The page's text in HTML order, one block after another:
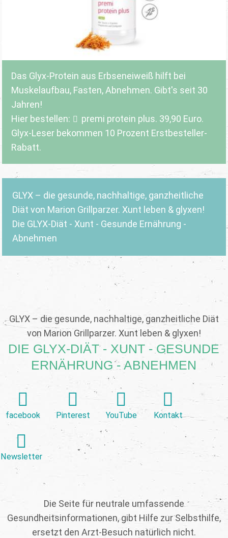
Das Glyx-Protein aus Erbseneiweiß hilft bei
Muskelaufbau, Fasten, Abnehmen. Gibt's seit 30
Jahren!
Hier bestellen:
premi protein plus. 39,90 Euro.
Glyx-Leser bekommen 10 Prozent Erstbesteller-
Rabatt.
GLYX – die gesunde, nachhaltige, ganzheitliche
Diät von Marion Grillparzer. Xunt leben & glyxen!
Die GLYX-Diät - Xunt - Gesunde Ernährung -
Abnehmen
GLYX – die gesunde, nachhaltige, ganzheitliche Diät
von Marion Grillparzer. Xunt leben & glyxen!
DIE GLYX-DIÄT - XUNT - GESUNDE
ERNÄHRUNG - ABNEHMEN
facebook Pinterest YouTube Kontakt
Newsletter
Die Seite für neutrale umfassende
Gesundheitsinformationen, gibt Hilfe zur Selbsthilfe,
ersetzt den Arzt-Besuch natürlich nicht.